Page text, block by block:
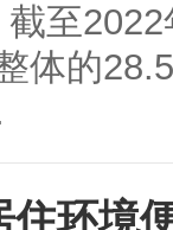
至
体的
住环境